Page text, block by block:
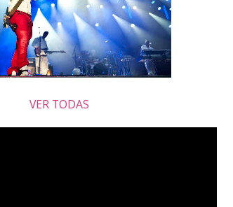
VER TODAS